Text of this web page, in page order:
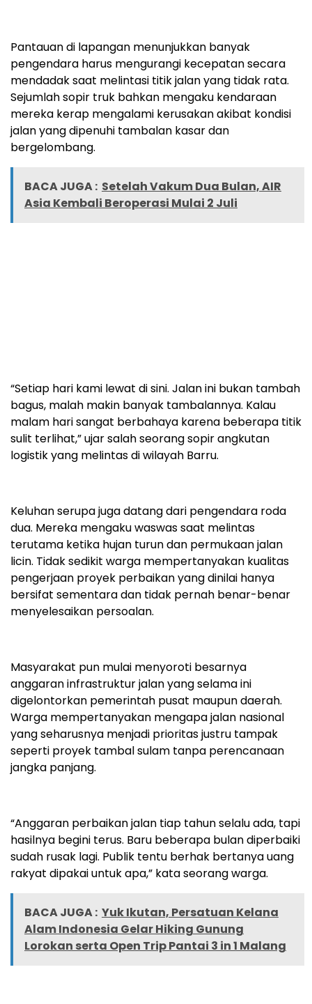
Pantauan di lapangan menunjukkan banyak
pengendara harus mengurangi kecepatan secara
mendadak saat melintasi titik jalan yang tidak rata.
Sejumlah sopir truk bahkan mengaku kendaraan
mereka kerap mengalami kerusakan akibat kondisi
jalan yang dipenuhi tambalan kasar dan
bergelombang.
BACA JUGA : Setelah Vakum Dua Bulan, AIR
Asia Kembali Beroperasi Mulai 2 Juli
“Setiap hari kami lewat di sini. Jalan ini bukan tambah
bagus, malah makin banyak tambalannya. Kalau
malam hari sangat berbahaya karena beberapa titik
sulit terlihat,” ujar salah seorang sopir angkutan
logistik yang melintas di wilayah Barru.
Keluhan serupa juga datang dari pengendara roda
dua. Mereka mengaku waswas saat melintas
terutama ketika hujan turun dan permukaan jalan
licin. Tidak sedikit warga mempertanyakan kualitas
pengerjaan proyek perbaikan yang dinilai hanya
bersifat sementara dan tidak pernah benar-benar
menyelesaikan persoalan.
Masyarakat pun mulai menyoroti besarnya
anggaran infrastruktur jalan yang selama ini
digelontorkan pemerintah pusat maupun daerah.
Warga mempertanyakan mengapa jalan nasional
yang seharusnya menjadi prioritas justru tampak
seperti proyek tambal sulam tanpa perencanaan
jangka panjang.
“Anggaran perbaikan jalan tiap tahun selalu ada, tapi
hasilnya begini terus. Baru beberapa bulan diperbaiki
sudah rusak lagi. Publik tentu berhak bertanya uang
rakyat dipakai untuk apa,” kata seorang warga.
BACA JUGA : Yuk Ikutan, Persatuan Kelana
Alam Indonesia Gelar Hiking Gunung
Lorokan serta Open Trip Pantai 3 in 1 Malang